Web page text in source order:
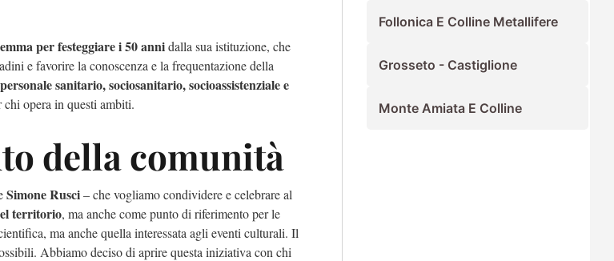
per festeggiare i 50 annidalla sua istituzione, che
e favorire la conoscenza e la frequentazione della
personale sanitario, sociosanitario, socioassistenziale e
chi opera in questi ambiti.
della comunità
Simone Rusci– che vogliamo condividere e celebrare al
territorio, ma anche come punto di riferimento per le
ma anche quella interessata agli eventi culturali. Il
Abbiamo deciso di aprire questa iniziativa con chi
Follonica E Colline Metallifere
Grosseto - Castiglione
Monte Amiata E Colline